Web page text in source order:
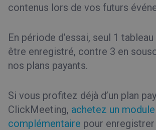
contenus lors de vos futurs
En période d’essai, seul 1
être enregistré, contre 3 en
nos plans payants.
Si vous profitez déjà d’un plan
ClickMeeting, achetez un module
complémentaire pour